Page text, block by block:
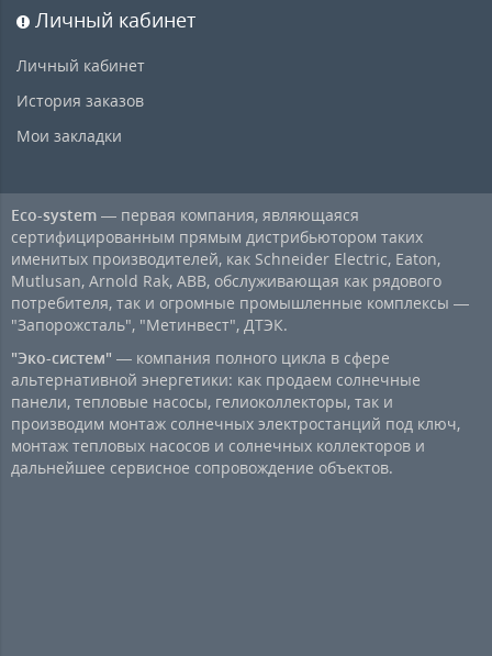
Личный кабинет
Личный кабинет
История заказов
Мои закладки
Eco-system — первая компания, являющаяся
сертифицированным прямым дистрибьютором таких
именитых производителей, как Schneider Electric, Eaton,
Mutlusan, Arnold Rak, ABB, обслуживающая как рядового
потребителя, так и огромные промышленные комплексы —
"Запорожсталь", "Метинвест", ДТЭК.
"Эко-систем" — компания полного цикла в сфере
альтернативной энергетики: как продаем солнечные
панели, тепловые насосы, гелиоколлекторы, так и
производим монтаж солнечных электростанций под ключ,
монтаж тепловых насосов и солнечных коллекторов и
дальнейшее сервисное сопровождение объектов.